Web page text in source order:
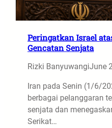
Peringatkan Israel
Gencatan Senjata
Rizki BanyuwangiJune
Iran pada Senin (1/6/
berbagai pelanggaran
senjata dan
Serikat…